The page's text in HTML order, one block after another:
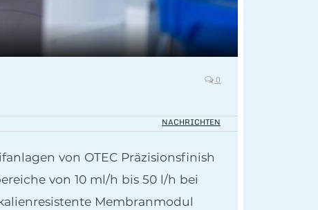
0
NACHRICHTEN
von OTEC Präzisionsfinish
von 10 ml/h bis 50 l/h bei
Membranmodul